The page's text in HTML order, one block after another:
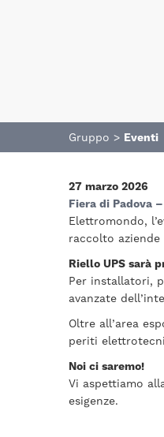
Gruppo > Eventi
27 marzo 2026
Fiera di Padova
Elettromondo,
raccolto
Riello UPS sarà
Per installatori,
avanzate
Oltre all’area
periti
Noi ci saremo!
Vi aspettiamo
esigenze.